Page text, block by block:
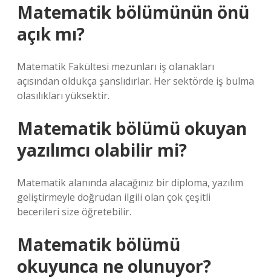
Matematik bölümünün önü
açık mı?
Matematik Fakültesi mezunları iş olanakları
açısından oldukça şanslıdırlar. Her sektörde iş bulma
olasılıkları yüksektir.
Matematik bölümü okuyan
yazılımcı olabilir mi?
Matematik alanında alacağınız bir diploma, yazılım
geliştirmeyle doğrudan ilgili olan çok çeşitli
becerileri size öğretebilir.
Matematik bölümü
okuyunca ne olunuyor?